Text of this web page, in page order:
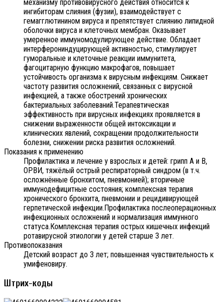
механизму противовирусного действия относится к
ингибиторам слияния (фузии), взаимодействует с
гемагглютинином вируса и препятствует слиянию липидной
оболочки вируса и клеточных мембран. Оказывает
умеренное иммуномодулирующее действие. Обладает
интерферониндуцирующей активностью, стимулирует
гуморальные и клеточные реакции иммунитета,
фагоцитарную функцию макрофагов, повышает
устойчивость организма к вирусным инфекциям. Снижает
частоту развития осложнений, связанных с вирусной
инфекцией, а также обострений хронических
бактериальных заболеваний.Терапевтическая
эффективность при вирусных инфекциях проявляется в
снижении выраженности общей интоксикации и
клинических явлений, сокращении продолжительности
болезни, снижении риска развития осложнений.
Показания к применению
Профилактика и лечение у взрослых и детей: грипп А и В,
ОРВИ, тяжёлый острый респираторный синдром (в т.ч.
осложнённые бронхитом, пневмонией); вторичные
иммунодефицитные состояния; комплексная терапия
хронического бронхита, пневмонии и рецидивирующей
герпетической инфекции.Профилактика послеоперационных
инфекционных осложнений и нормализация иммунного
статуса.Комплексная терапия острых кишечных инфекций
ротавирусной этиологии у детей старше 3 лет.
Противопоказания
Детский возраст до 3 лет; повышенная чувствительность к
умифеновиру.
Штрих-коды